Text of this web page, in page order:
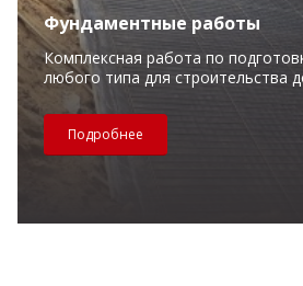
Фундаментные работы
Комплексная работа по
любого типа для строительства
Подробнее